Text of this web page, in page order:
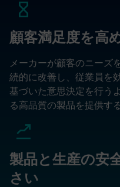
顧客満足度を高
メーカーが顧客のニーズ
続的に改善し、従業員を
基づいた意思決定を行う
る高品質の製品を提供す
製品と生産の安
さい